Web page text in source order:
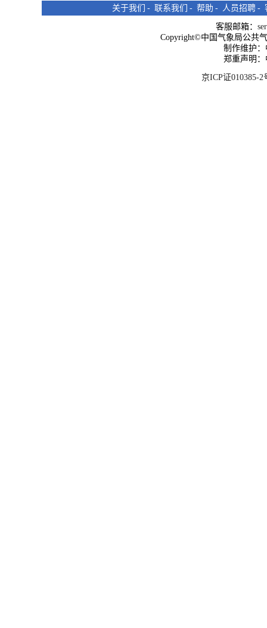
关于我们 - 联系我们 - 帮助 - 人员招聘 -
客服邮箱：
Copyright©中国气象局公共
制作维护
郑重声明
京ICP证010385-2